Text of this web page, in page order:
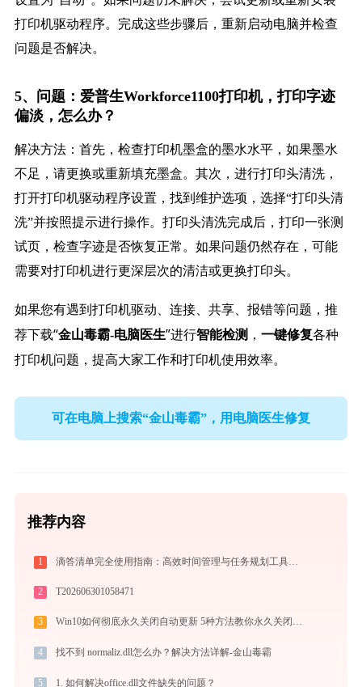
打印机驱动程序。完成这些步骤后，重新启动电脑并检查
问题是否解决。
5、问题：爱普生Workforce1100打印机，打印字迹
偏淡，怎么办？
解决方法：首先，检查打印机墨盒的墨水水平，如果墨水
不足，请更换或重新填充墨盒。其次，进行打印头清洗，
打开打印机驱动程序设置，找到维护选项，选择“打印头清
洗”并按照提示进行操作。打印头清洗完成后，打印一张测
试页，检查字迹是否恢复正常。如果问题仍然存在，可能
需要对打印机进行更深层次的清洁或更换打印头。
如果您有遇到打印机驱动、连接、共享、报错等问题，推
荐下载“金山毒霸-电脑医生”进行智能检测， 一键修复各种
打印机问题，提高大家工作和打印机使用效率。
可在电脑上搜索“金山毒霸”，用电脑医生修复
推荐内容
1 滴答清单完全使用指南：高效时间管理与任务规划工具，让你的每一天井井有条
2 T202606301058471
3 Win10如何彻底永久关闭自动更新 5种方法教你永久关闭win10自动更新
4 找不到 normaliz.dll怎么办？解决方法详解-金山毒霸
5 1. 如何解决office.dll文件缺失的问题？